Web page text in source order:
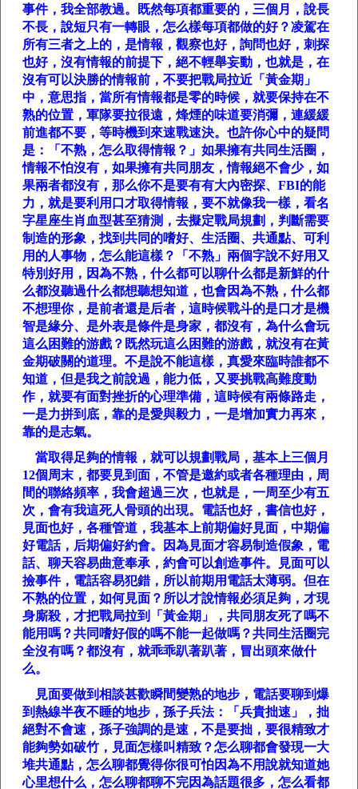
事件，我全部教過。既然每項都重要的，三個月，說長
不長，說短只有一轉眼，怎么樣每項都做的好？凌駕在
所有三者之上的，是情報，觀察也好，詢問也好，刺探
也好，沒有情報的前提下，絕不輕舉妄動，也就是，在
沒有可以決勝的情報前，不要把戰局拉近「黃金期」
中，意思指，當所有情報都是零的時候，就要保持在不
熟的位置，軍隊要拉很遠，烽煙的味道要消彌，連緩緩
前進都不要，等時機到來速戰速決。也許你心中的疑問
是：「不熟，怎么取得情報？」如果擁有共同生活圈，
情報不怕沒有，如果擁有共同朋友，情報絕不會少，如
果兩者都沒有，那么你不是要有有大內密探、 FBI的能
力，就是要利用口才取得情報，要不就像我一樣，看名
字星座生肖血型甚至猜測，去擬定戰局規劃，判斷需要
制造的形象，找到共同的嗜好、生活圈、共通點、可利
用的人事物，怎么能這樣？「不熟」兩個字說不好用又
特別好用，因為不熟，什么都可以聊什么都是新鮮的什
么都沒聽過什么都想聽想知道，也會因為不熟，什么都
不想理你，是前者還是后者，這時候戰斗的是口才是機
智是緣分、是外表是條件是身家，都沒有，為什么會玩
這么困難的游戲？既然玩這么困難的游戲，就沒有在黃
金期破關的道理。不是說不能這樣，真愛來臨時誰都不
知道，但是我之前說過，能力低，又要挑戰高難度動
作，就要有面對挫折的心理準備，這時候有兩條路走，
一是力拼到底，靠的是愛與毅力，一是增加實力再來，
靠的是志氣。
當取得足夠的情報，就可以規劃戰局，基本上三個月
12個周末，都要見到面，不管是邀約或者各種理由，周
間的聯絡頻率，我會超過三次，也就是，一周至少有五
次，會有我這死人骨頭的出現。電話也好，書信也好，
見面也好，各種管道，我基本上前期偏好見面，中期偏
好電話，后期偏好約會。因為見面才容易制造假象，電
話、聊天容易曲意奉承，約會可以創造事件。見面可以
撿事件，電話容易犯錯，所以前期用電話太薄弱。但在
不熟的位置，如何見面？所以才說情報必須足夠，才現
身廝殺，才把戰局拉到「黃金期」，共同朋友死了嗎不
能用嗎？共同嗜好假的嗎不能一起做嗎？共同生活圈完
全沒有嗎？都沒有，就乖乖趴著趴著，冒出頭來做什
么。
見面要做到相談甚歡瞬間變熟的地步，電話要聊到爆
到熱線半夜不睡的地步，孫子兵法：「兵貴拙速」，拙
絕對不會速，孫子強調的是速，不是要拙，要很精致才
能夠勢如破竹，見面怎樣叫精致？怎么聊都會發現一大
堆共通點，怎么聊都覺得你很可怕因為不用說就知道她
心里想什么，怎么聊都聊不完因為話題很多，怎么看都